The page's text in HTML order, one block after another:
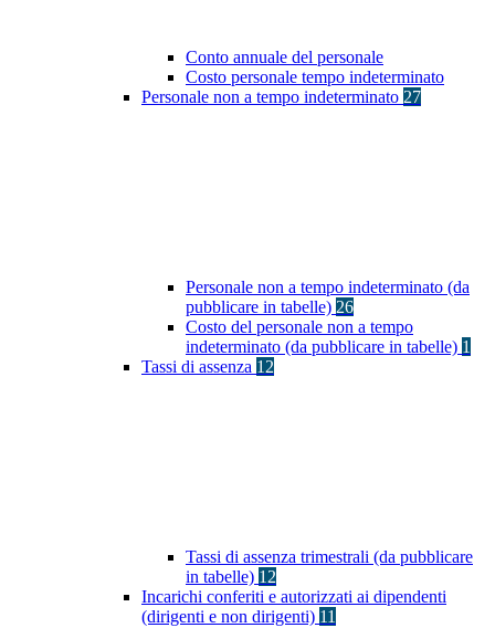
Conto annuale del personale
Costo personale tempo indeterminato
Personale non a tempo indeterminato 27
Personale non a tempo indeterminato (da
pubblicare in tabelle) 26
Costo del personale non a tempo
indeterminato (da pubblicare in tabelle) 1
Tassi di assenza 12
Tassi di assenza trimestrali (da pubblicare
in tabelle) 12
Incarichi conferiti e autorizzati ai dipendenti
(dirigenti e non dirigenti) 11